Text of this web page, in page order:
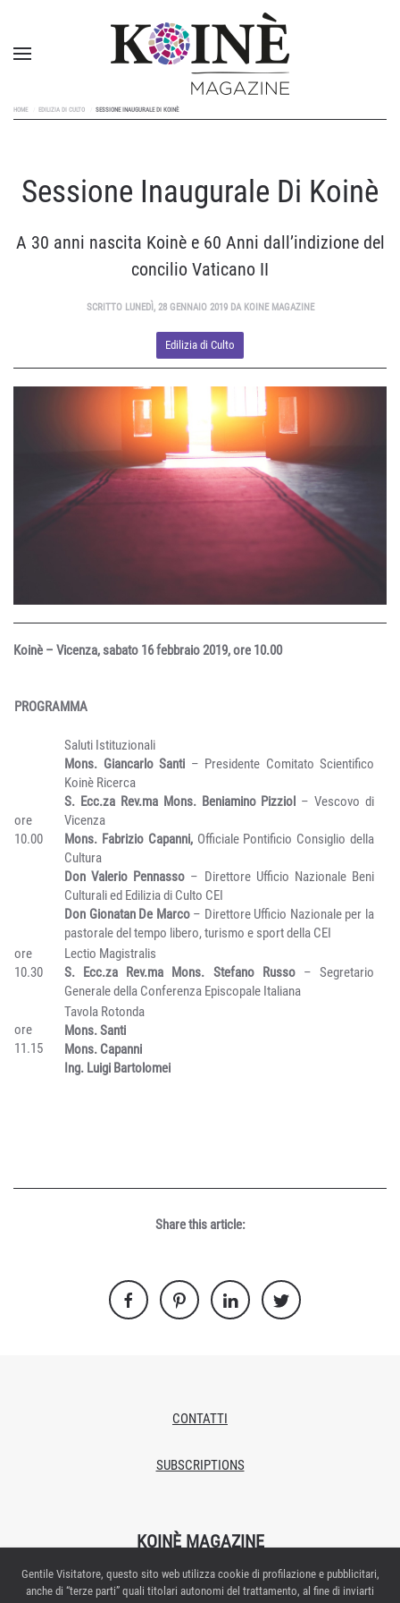
HOME EDILIZIA DI CULTO SESSIONE INAUGURALE DI KOINÈ
Sessione Inaugurale Di Koinè
A 30 anni nascita Koinè e 60 Anni dall’indizione del
concilio Vaticano II
SCRITTO LUNEDÌ, 28 GENNAIO 2019 DA KOINE MAGAZINE
Edilizia di Culto
Koinè – Vicenza, sabato 16 febbraio 2019, ore 10.00
PROGRAMMA
ore
10.00
Saluti Istituzionali
Mons. Giancarlo Santi – Presidente Comitato Scientifico
Koinè Ricerca
S. Ecc.za Rev.ma Mons. Beniamino Pizziol – Vescovo di
Vicenza
Mons. Fabrizio Capanni, Officiale Pontificio Consiglio della
Cultura
Don Valerio Pennasso – Direttore Ufficio Nazionale Beni
Culturali ed Edilizia di Culto CEI
Don Gionatan De Marco– Direttore Ufficio Nazionale per la
pastorale del tempo libero, turismo e sport della CEI
ore
10.30
Lectio Magistralis
S. Ecc.za Rev.ma Mons. Stefano Russo – Segretario
Generale della Conferenza Episcopale Italiana
ore
11.15
Tavola Rotonda
Mons. Santi
Mons. Capanni
Ing. Luigi Bartolomei
Share this article:
CONTATTI
SUBSCRIPTIONS
KOINÈ MAGAZINE
Proprietario/editore: Italian Exhibition Group S.p.A.
Autorizzazione del Tribunale di Rimini n.269 del 08/02/2018
Gentile Visitatore, questo sito web utilizza cookie di profilazione e pubblicitari,
anche di “terze parti” quali titolari autonomi del trattamento, al fine di inviarti